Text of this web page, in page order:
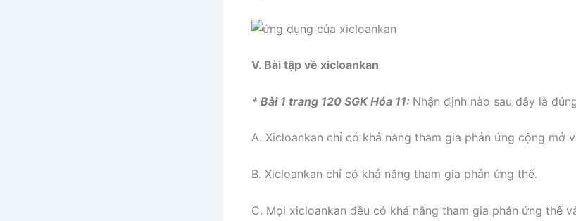
V. Bài tập về xicloankan
* Bài 1 trang 120 SGK Hóa 11: Nhận định nào sau đây là
A. Xicloankan chỉ có khả năng tham gia phản ứng cộng mở
B. Xicloankan chỉ có khả năng tham gia phản ứng thế.
C. Mọi xicloankan đều có khả năng tham gia phản ứng thế